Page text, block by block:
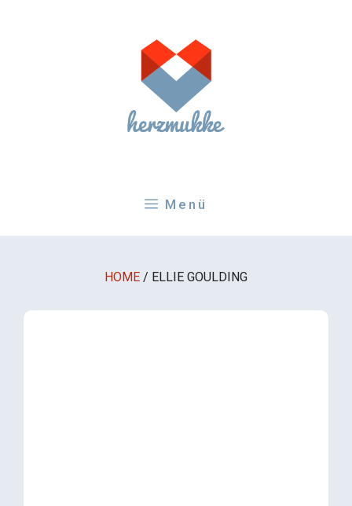
Menü
HOME / ELLIE GOULDING